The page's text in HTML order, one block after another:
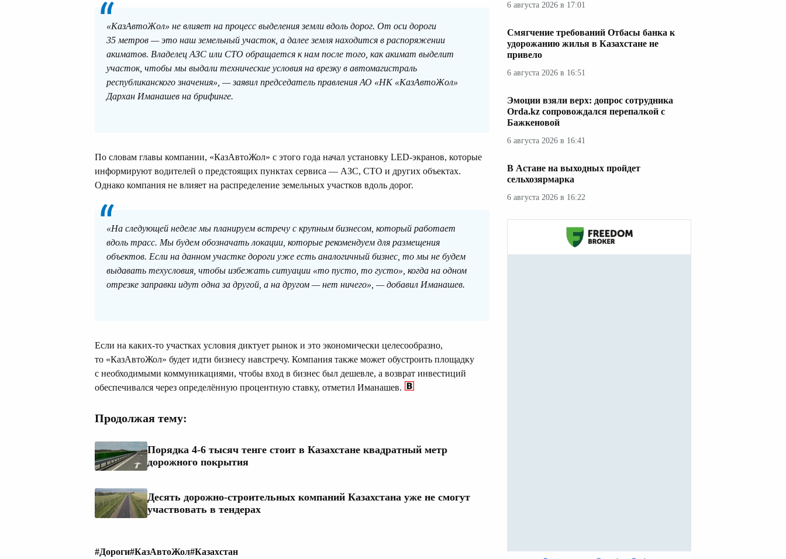
«КазАвтоЖол» не влияет на процесс выделения земли вдоль дорог. От оси дороги
35 метров — это наш земельный участок, а далее земля находится в распоряжении
акиматов. Владелец АЗС или СТО обращается к нам после того, как акимат выделит
участок, чтобы мы выдали технические условия на врезку в автомагистраль
республиканского значения», — заявил председатель правления АО «НК «КазАвтоЖол»
Дархан Иманашев на брифинге.
По словам главы компании, «КазАвтоЖол» с этого года начал установку LED-экранов, которые
информируют водителей о предстоящих пунктах сервиса — АЗС, СТО и других объектах.
Однако компания не влияет на распределение земельных участков вдоль дорог.
«На следующей неделе мы планируем встречу с крупным бизнесом, который работает
вдоль трасс. Мы будем обозначать локации, которые рекомендуем для размещения
объектов. Если на данном участке дороги уже есть аналогичный бизнес, то мы не будем
выдавать техусловия, чтобы избежать ситуации «то пусто, то густо», когда на одном
отрезке заправки идут одна за другой, а на другом — нет ничего», — добавил Иманашев.
Если на каких-то участках условия диктует рынок и это экономически целесообразно,
то «КазАвтоЖол» будет идти бизнесу навстречу. Компания также может обустроить площадку
с необходимыми коммуникациями, чтобы вход в бизнес был дешевле, а возврат инвестиций
обеспечивался через определённую процентную ставку, отметил Иманашев.
Продолжая тему:
Порядка 4-6 тысяч тенге стоит в Казахстане квадратный метр
дорожного покрытия
Десять дорожно-строительных компаний Казахстана уже не смогут
участвовать в тендерах
#Дороги#КазАвтоЖол#Казахстан
6 августа 2026 в 17:01
Смягчение требований Отбасы банка к
удорожанию жилья в Казахстане не
привело
6 августа 2026 в 16:51
Эмоции взяли верх: допрос сотрудника
Orda.kz сопровождался перепалкой с
Бажкеновой
6 августа 2026 в 16:41
В Астане на выходных пройдет
сельхозярмарка
6 августа 2026 в 16:22